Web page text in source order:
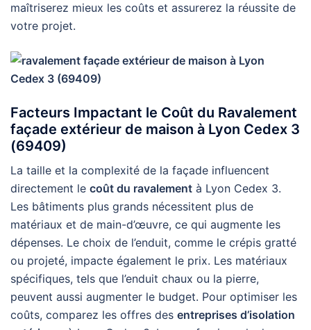
maîtriserez mieux les coûts et assurerez la réussite de
votre projet.
Facteurs Impactant le Coût du Ravalement
façade extérieur de maison à Lyon Cedex 3
(69409)
La taille et la complexité de la façade influencent
directement le coût du ravalement à Lyon Cedex 3.
Les bâtiments plus grands nécessitent plus de
matériaux et de main-d’œuvre, ce qui augmente les
dépenses. Le choix de l’enduit, comme le crépis gratté
ou projeté, impacte également le prix. Les matériaux
spécifiques, tels que l’enduit chaux ou la pierre,
peuvent aussi augmenter le budget. Pour optimiser les
coûts, comparez les offres des entreprises d’isolation